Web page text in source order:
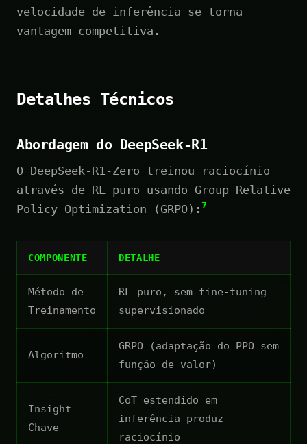
velocidade de inferência se torna
vantagem competitiva.
Detalhes Técnicos
Abordagem do DeepSeek-R1
O DeepSeek-R1-Zero treinou raciocínio
através de RL puro usando Group Relative
Policy Optimization (GRPO): 7
COMPONENTE DETALHE
Método de
Treinamento
RL puro, sem fine-tuning
supervisionado
Algoritmo
GRPO (adaptação do PPO sem
função de valor)
Insight
Chave
CoT estendido em
inferência produz
raciocínio